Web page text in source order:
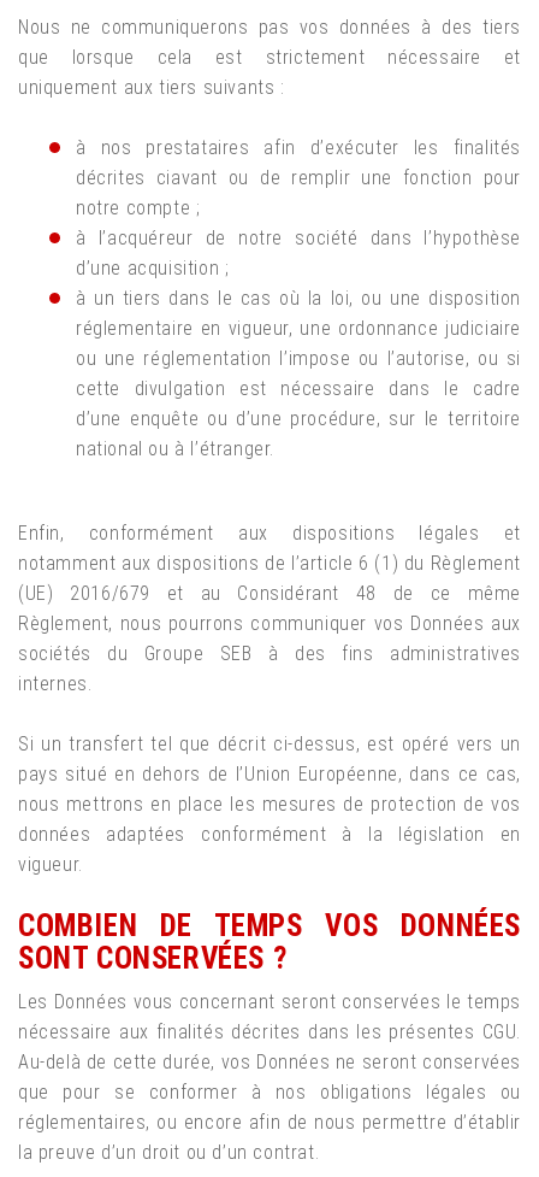
Nous ne communiquerons pas vos données à des tiers
que lorsque cela est strictement nécessaire et
uniquement aux tiers suivants :
à nos prestataires afin d’exécuter les finalités
décrites ciavant ou de remplir une fonction pour
notre compte ;
à l’acquéreur de notre société dans l’hypothèse
d’une acquisition ;
à un tiers dans le cas où la loi, ou une disposition
réglementaire en vigueur, une ordonnance judiciaire
ou une réglementation l’impose ou l’autorise, ou si
cette divulgation est nécessaire dans le cadre
d’une enquête ou d’une procédure, sur le territoire
national ou à l’étranger.
Enfin, conformément aux dispositions légales et
notamment aux dispositions de l’article 6 (1) du Règlement
(UE) 2016/679 et au Considérant 48 de ce même
Règlement, nous pourrons communiquer vos Données aux
sociétés du Groupe SEB à des fins administratives
internes.
Si un transfert tel que décrit ci-dessus, est opéré vers un
pays situé en dehors de l’Union Européenne, dans ce cas,
nous mettrons en place les mesures de protection de vos
données adaptées conformément à la législation en
vigueur.
COMBIEN DE TEMPS VOS DONNÉES
SONT CONSERVÉES ?
Les Données vous concernant seront conservées le temps
nécessaire aux finalités décrites dans les présentes CGU.
Au-delà de cette durée, vos Données ne seront conservées
que pour se conformer à nos obligations légales ou
réglementaires, ou encore afin de nous permettre d’établir
la preuve d’un droit ou d’un contrat.